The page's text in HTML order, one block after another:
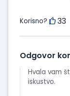
Korisno? 33
Odgovor
Hvala vam
iskustvo.